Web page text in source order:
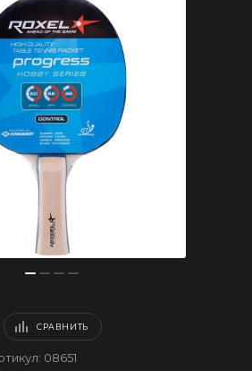
СРАВНИТЬ
08651